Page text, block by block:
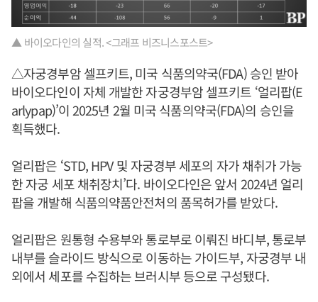
▲ 바이오다인의 실적. <그래프 비즈니스포스트>
△자궁경부암 셀프키트, 미국 식품의약국(FDA) 승인 받아
바이오다인이 자체 개발한 자궁경부암 셀프키트 ‘얼리팝(E
arlypap)’이 2025년 2월 미국 식품의약국(FDA)의 승인을
획득했다.
얼리팝은 ‘STD, HPV 및 자궁경부 세포의 자가 채취가 가능
한 자궁 세포 채취장치’다. 바이오다인은 앞서 2024년 얼리
팝을 개발해 식품의약품안전처의 품목허가를 받았다.
얼리팝은 원통형 수용부와 통로부로 이뤄진 바디부, 통로부
내부를 슬라이드 방식으로 이동하는 가이드부, 자궁경부 내
외에서 세포를 수집하는 브러시부 등으로 구성됐다.